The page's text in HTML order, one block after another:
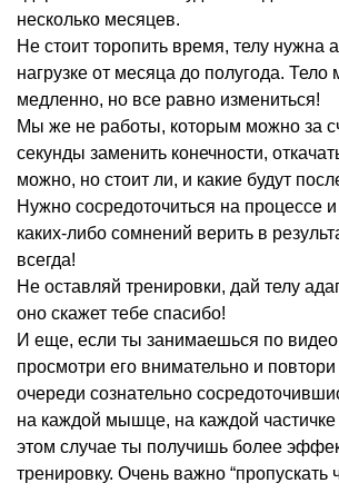
несколько месяцев.
Не стоит торопить время, телу нужна
нагрузке от месяца до полугода. Тело
медленно, но все равно измениться!
Мы же не работы, которым можно за
секунды заменить конечности,
можно, но стоит ли, и какие будут
Нужно сосредоточиться на процессе
каких-либо сомнений верить в
всегда!
Не оставляй тренировки, дай телу
оно скажет тебе спасибо!
И еще, если ты занимаешься по видео
просмотри его внимательно и
очереди сознательно
на каждой мышце, на каждой частичке
этом случае ты получишь более
тренировку. Очень важно “пропускать